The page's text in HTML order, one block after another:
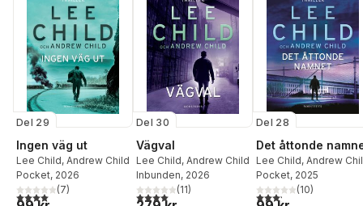
Del 29
Ingen väg ut
Lee Child, Andrew Child
Pocket, 2026
4,0utav 5 stjärnor. Totalt antal röster:
(7)
Del 30
Vägval
Lee Child, Andrew Child
Inbunden, 2026
4,0utav 5 stjärnor. Totalt antal röster:
(11)
Del 28
Det åttonde
Lee Child, Andrew
Pocket, 2025
3,2utav 5 stjärnor.
(10)